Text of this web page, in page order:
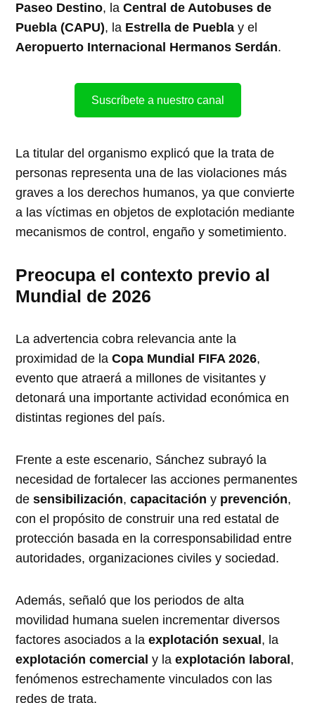
Paseo Destino, laCentral de Autobuses de
Puebla (CAPU), la Estrella de Puebla y el
Aeropuerto Internacional Hermanos Serdán.
Suscríbete a nuestro canal
La titular del organismo explicó que la trata de
personas representa una de las violaciones más
graves a los derechos humanos, ya que convierte
a las víctimas en objetos de explotación mediante
mecanismos de control, engaño y sometimiento.
Preocupa el contexto previo al
Mundial de 2026
La advertencia cobra relevancia ante la
proximidad de laCopa Mundial FIFA 2026,
evento que atraerá a millones de visitantes y
detonará una importante actividad económica en
distintas regiones del país.
Frente a este escenario, Sánchez subrayó la
necesidad de fortalecer las acciones permanentes
desensibilización,capacitación y prevención,
con el propósito de construir una red estatal de
protección basada en la corresponsabilidad entre
autoridades, organizaciones civiles y sociedad.
Además, señaló que los periodos de alta
movilidad humana suelen incrementar diversos
factores asociados a laexplotación sexual , la
explotación comercial y laexplotación laboral ,
fenómenos estrechamente vinculados con las
redes de trata.